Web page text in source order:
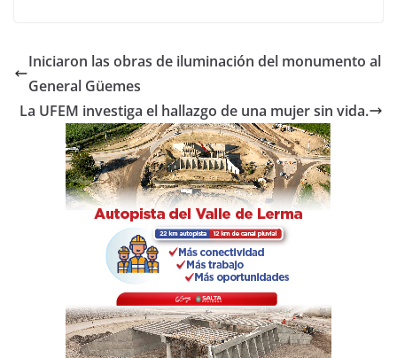
e
b
o
o
k
er s
A
p
p
p
tir
Iniciaron las obras de iluminación del monumento al
General Güemes
La UFEM investiga el hallazgo de una mujer sin vida.